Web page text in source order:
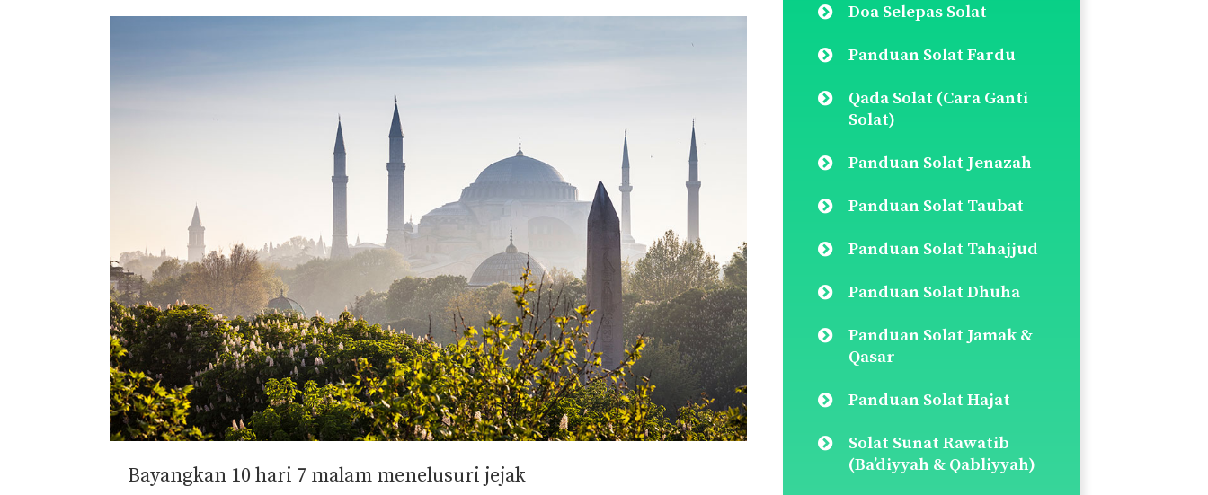
Bayangkan 10 hari 7 malam menelusuri jejak
Doa Selepas Solat
Panduan Solat Fardu
Qada Solat (Cara Ganti
Solat)
Panduan Solat Jenazah
Panduan Solat Taubat
Panduan Solat Tahajjud
Panduan Solat Dhuha
Panduan Solat Jamak &
Qasar
Panduan Solat Hajat
Solat Sunat Rawatib
(Ba’diyyah & Qabliyyah)